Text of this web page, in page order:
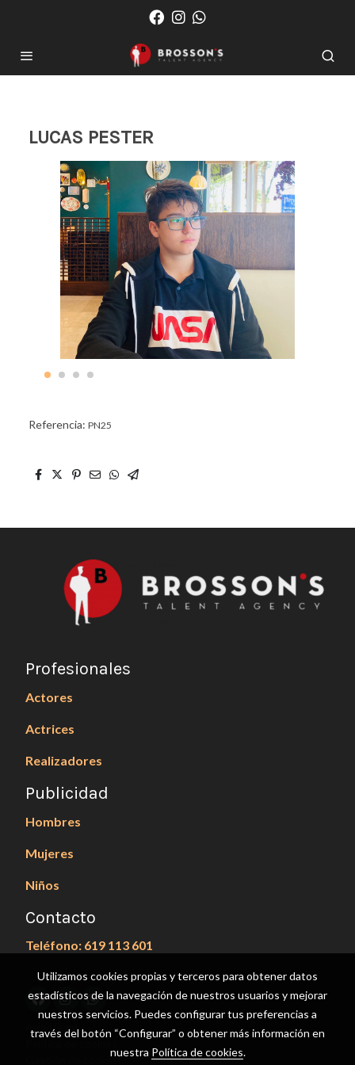
LUCAS PESTER
Referencia: PN25
Profesionales
Actores
Actrices
Realizadores
Publicidad
Hombres
Mujeres
Niños
Contacto
Teléfono: 619 113 601
Aviso legal
Gestión de cookies
Utilizamos cookies propias y terceros para obtener datos
estadísticos de la navegación de nuestros usuarios y mejorar
nuestros servicios. Puedes configurar tus preferencias a
través del botón “Configurar” o obtener más información en
nuestra Política de cookies.